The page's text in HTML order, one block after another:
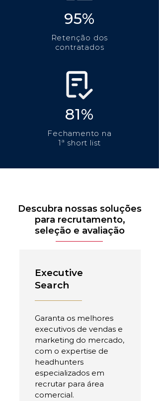
95%
Retenção dos
contratados
81%
Fechamento na
1ª short list
Descubra nossas soluções
para recrutamento,
seleção e avaliação
Executive
Search
Garanta os melhores
executivos de vendas e
marketing do mercado,
com o expertise de
headhunters
especializados em
recrutar para área
comercial.